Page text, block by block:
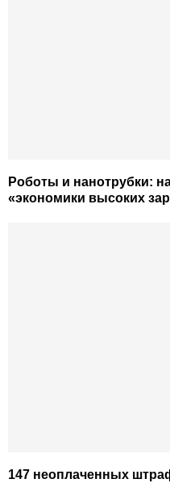
Роботы и нанотрубки:
«экономики высоких
147 неоплаченных